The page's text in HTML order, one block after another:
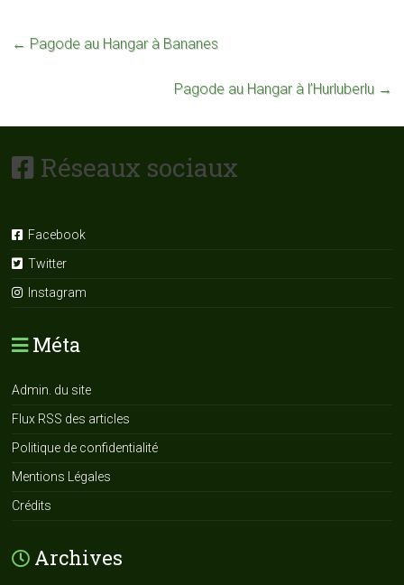
← Pagode au Hangar à Bananes
Pagode au Hangar à l’Hurluberlu →
Réseaux sociaux
Facebook
Twitter
Instagram
Méta
Admin. du site
Flux RSS des articles
Politique de confidentialité
Mentions Légales
Crédits
Archives